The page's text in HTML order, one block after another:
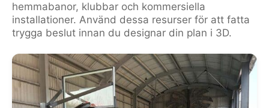
hemmabanor, klubbar och kommersiella
installationer. Använd dessa resurser för att fatta
trygga beslut innan du designar din plan i 3D.